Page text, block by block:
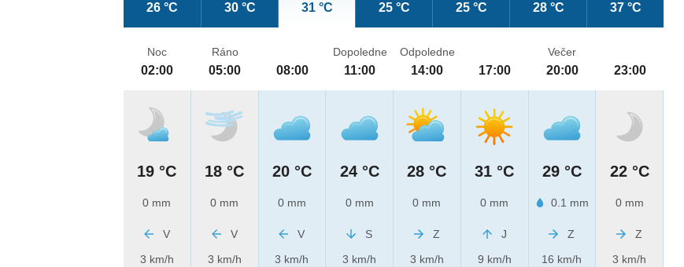
26 °C 30 °C 31 °C 25 °C 25 °C 28 °C 37 °C
Noc
02:00
19 °C
0 mm
V
3 km/h
Ráno
05:00
18 °C
0 mm
V
3 km/h
08:00
20 °C
0 mm
V
3 km/h
Dopoledne
11:00
24 °C
0 mm
S
3 km/h
Odpoledne
14:00
28 °C
0 mm
Z
3 km/h
17:00
31 °C
0 mm
J
9 km/h
Večer
20:00
29 °C
0.1 mm
Z
16 km/h
23:00
22 °C
0 mm
Z
3 km/h